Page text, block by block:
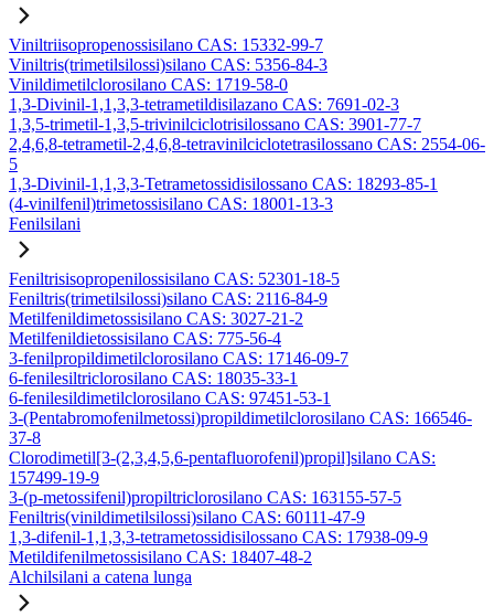
Viniltriisopropenossisilano CAS: 15332-99-7
Viniltris(trimetilsilossi)silano CAS: 5356-84-3
Vinildimetilclorosilano CAS: 1719-58-0
1,3-Divinil-1,1,3,3-tetrametildisilazano CAS: 7691-02-3
1,3,5-trimetil-1,3,5-trivinilciclotrisilossano CAS: 3901-77-7
2,4,6,8-tetrametil-2,4,6,8-tetravinilciclotetrasilossano CAS: 2554-06-
5
1,3-Divinil-1,1,3,3-Tetrametossidisilossano CAS: 18293-85-1
(4-vinilfenil)trimetossisilano CAS: 18001-13-3
Fenilsilani
Feniltrisisopropenilossisilano CAS: 52301-18-5
Feniltris(trimetilsilossi)silano CAS: 2116-84-9
Metilfenildimetossisilano CAS: 3027-21-2
Metilfenildietossisilano CAS: 775-56-4
3-fenilpropildimetilclorosilano CAS: 17146-09-7
6-fenilesiltriclorosilano CAS: 18035-33-1
6-fenilesildimetilclorosilano CAS: 97451-53-1
3-(Pentabromofenilmetossi)propildimetilclorosilano CAS: 166546-
37-8
Clorodimetil[3-(2,3,4,5,6-pentafluorofenil)propil]silano CAS:
157499-19-9
3-(p-metossifenil)propiltriclorosilano CAS: 163155-57-5
Feniltris(vinildimetilsilossi)silano CAS: 60111-47-9
1,3-difenil-1,1,3,3-tetrametossidisilossano CAS: 17938-09-9
Metildifenilmetossisilano CAS: 18407-48-2
Alchilsilani a catena lunga